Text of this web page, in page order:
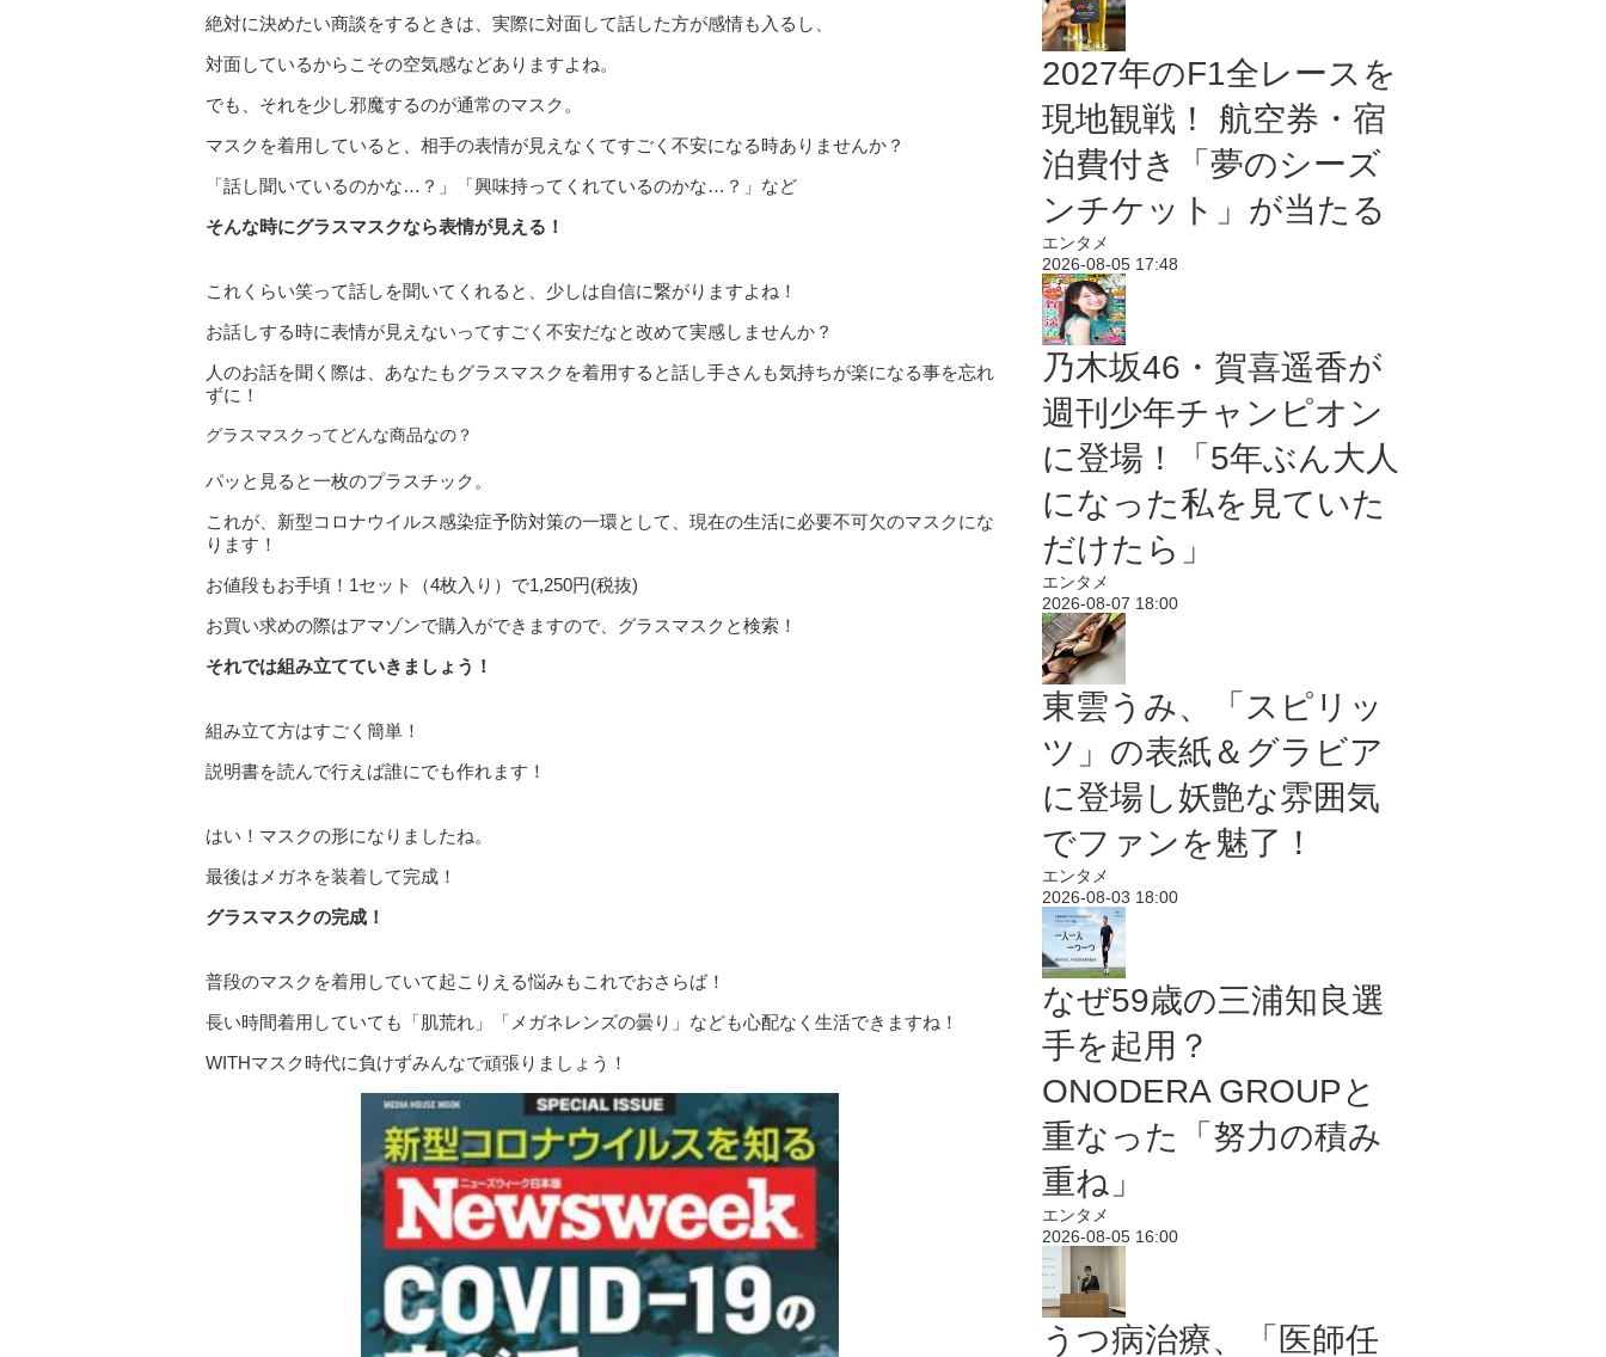
絶対に決めたい商談をするときは、実際に対面して話した方が感情も入るし、
対面しているからこその空気感などありますよね。
でも、それを少し邪魔するのが通常のマスク。
マスクを着用していると、相手の表情が見えなくてすごく不安になる時ありませんか？
「話し聞いているのかな…？」「興味持ってくれているのかな…？」など
そんな時にグラスマスクなら表情が見える！
これくらい笑って話しを聞いてくれると、少しは自信に繋がりますよね！
お話しする時に表情が見えないってすごく不安だなと改めて実感しませんか？
人のお話を聞く際は、あなたもグラスマスクを着用すると話し手さんも気持ちが楽になる事を忘れ
ずに！
グラスマスクってどんな商品なの？
パッと見ると一枚のプラスチック。
これが、新型コロナウイルス感染症予防対策の一環として、現在の生活に必要不可欠のマスクにな
ります！
お値段もお手頃！1セット（4枚入り）で1,250円(税抜)
お買い求めの際はアマゾンで購入ができますので、グラスマスクと検索！
それでは組み立てていきましょう！
組み立て方はすごく簡単！
説明書を読んで行えば誰にでも作れます！
はい！マスクの形になりましたね。
最後はメガネを装着して完成！
グラスマスクの完成！
普段のマスクを着用していて起こりえる悩みもこれでおさらば！
長い時間着用していても「肌荒れ」「メガネレンズの曇り」なども心配なく生活できますね！
WITHマスク時代に負けずみんなで頑張りましょう！
2027年のF1全レースを
現地観戦！ 航空券・宿
泊費付き「夢のシーズ
ンチケット」が当たる
エンタメ
2026-08-05 17:48
乃木坂46・賀喜遥香が
週刊少年チャンピオン
に登場！「5年ぶん大人
になった私を見ていた
だけたら」
エンタメ
2026-08-07 18:00
東雲うみ、「スピリッ
ツ」の表紙＆グラビア
に登場し妖艶な雰囲気
でファンを魅了！
エンタメ
2026-08-03 18:00
なぜ59歳の三浦知良選
手を起用？
ONODERA GROUPと
重なった「努力の積み
重ね」
エンタメ
2026-08-05 16:00
うつ病治療、「医師任